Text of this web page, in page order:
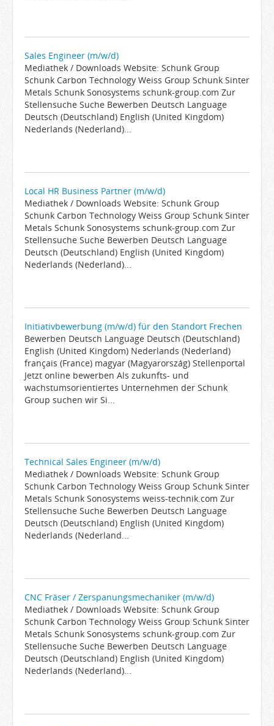
Sales Engineer (m/w/d)
Mediathek / Downloads Website: Schunk Group
Schunk Carbon Technology Weiss Group Schunk Sinter
Metals Schunk Sonosystems schunk-group.com Zur
Stellensuche Suche Bewerben Deutsch Language
Deutsch (Deutschland) English (United Kingdom)
Nederlands (Nederland)...
Local HR Business Partner (m/w/d)
Mediathek / Downloads Website: Schunk Group
Schunk Carbon Technology Weiss Group Schunk Sinter
Metals Schunk Sonosystems schunk-group.com Zur
Stellensuche Suche Bewerben Deutsch Language
Deutsch (Deutschland) English (United Kingdom)
Nederlands (Nederland)...
Initiativbewerbung (m/w/d) für den Standort Frechen
Bewerben Deutsch Language Deutsch (Deutschland)
English (United Kingdom) Nederlands (Nederland)
français (France) magyar (Magyarország) Stellenportal
Jetzt online bewerben Als zukunfts- und
wachstumsorientiertes Unternehmen der Schunk
Group suchen wir Si...
Technical Sales Engineer (m/w/d)
Mediathek / Downloads Website: Schunk Group
Schunk Carbon Technology Weiss Group Schunk Sinter
Metals Schunk Sonosystems weiss-technik.com Zur
Stellensuche Suche Bewerben Deutsch Language
Deutsch (Deutschland) English (United Kingdom)
Nederlands (Nederland...
CNC Fräser / Zerspanungsmechaniker (m/w/d)
Mediathek / Downloads Website: Schunk Group
Schunk Carbon Technology Weiss Group Schunk Sinter
Metals Schunk Sonosystems schunk-group.com Zur
Stellensuche Suche Bewerben Deutsch Language
Deutsch (Deutschland) English (United Kingdom)
Nederlands (Nederland)...